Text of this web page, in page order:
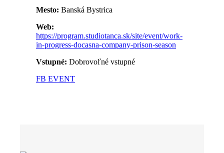
Mesto: Banská Bystrica
Web:
https://program.studiotanca.sk/site/event/work-
in-progress-docasna-company-prison-season
Vstupné: Dobrovoľné vstupné
FB EVENT